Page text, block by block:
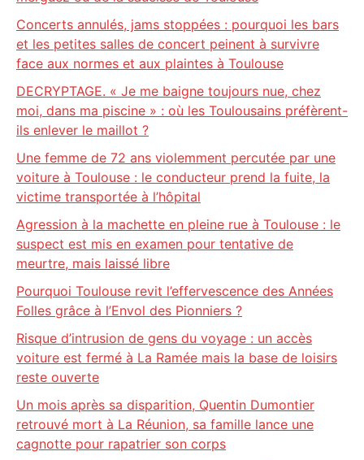
Concerts annulés, jams stoppées : pourquoi les bars
et les petites salles de concert peinent à survivre
face aux normes et aux plaintes à Toulouse
DECRYPTAGE. « Je me baigne toujours nue, chez
moi, dans ma piscine » : où les Toulousains préfèrent-
ils enlever le maillot ?
Une femme de 72 ans violemment percutée par une
voiture à Toulouse : le conducteur prend la fuite, la
victime transportée à l’hôpital
Agression à la machette en pleine rue à Toulouse : le
suspect est mis en examen pour tentative de
meurtre, mais laissé libre
Pourquoi Toulouse revit l’effervescence des Années
Folles grâce à l’Envol des Pionniers ?
Risque d’intrusion de gens du voyage : un accès
voiture est fermé à La Ramée mais la base de loisirs
reste ouverte
Un mois après sa disparition, Quentin Dumontier
retrouvé mort à La Réunion, sa famille lance une
cagnotte pour rapatrier son corps